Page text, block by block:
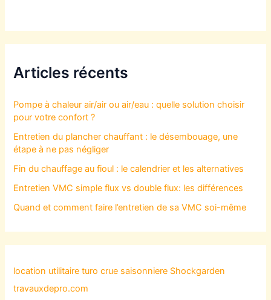
Articles récents
Pompe à chaleur air/air ou air/eau : quelle solution choisir
pour votre confort ?
Entretien du plancher chauffant : le désembouage, une
étape à ne pas négliger
Fin du chauffage au fioul : le calendrier et les alternatives
Entretien VMC simple flux vs double flux: les différences
Quand et comment faire l’entretien de sa VMC soi-même
location utilitaire turo crue saisonniere Shockgarden
travauxdepro.com